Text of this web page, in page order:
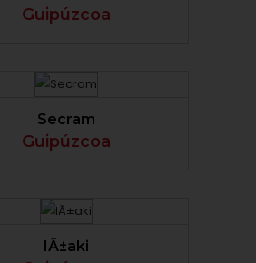
Guipúzcoa
Secram
Guipúzcoa
VER PERFIL
IÃ±aki